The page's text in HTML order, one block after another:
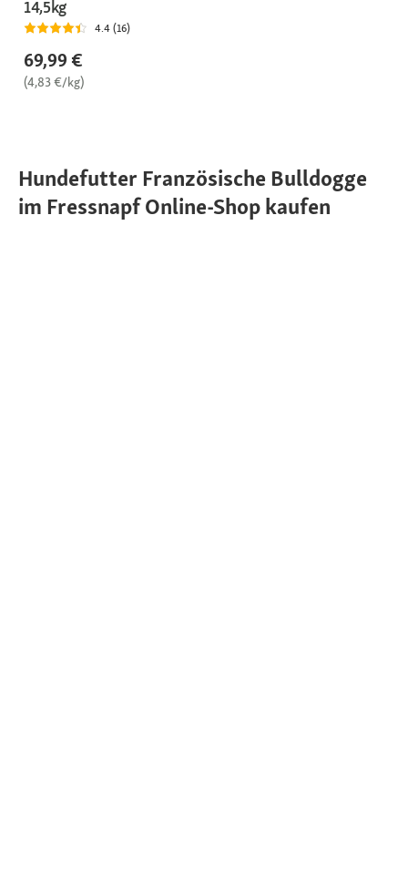
14,5kg
4.4 (16)
69,99 €
(4,83 €/kg)
Hundefutter Französische Bulldogge
im Fressnapf Online-Shop kaufen